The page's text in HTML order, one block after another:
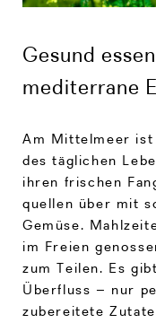
Gesund
mediterrane
Am Mittelmeer ist
des täglichen
ihren frischen
quellen über mit
Gemüse.
im Freien
zum Teilen. Es
Überfluss – nur
zubereitete